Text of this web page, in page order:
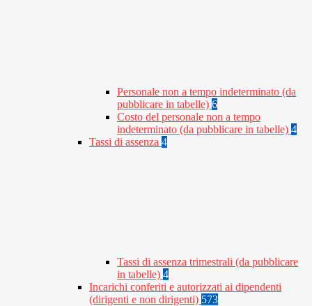
Personale non a tempo indeterminato (da
pubblicare in tabelle) 6
Costo del personale non a tempo
indeterminato (da pubblicare in tabelle) 4
Tassi di assenza 4
Tassi di assenza trimestrali (da pubblicare
in tabelle) 4
Incarichi conferiti e autorizzati ai dipendenti
(dirigenti e non dirigenti) 573